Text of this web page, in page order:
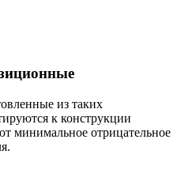
из таких
к конструкции
минимальное отрицательное